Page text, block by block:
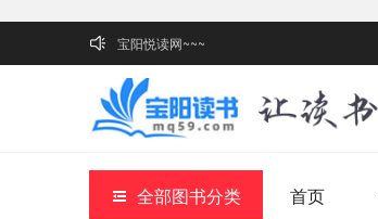
宝阳悦读网~~~
全部图书分类 首页